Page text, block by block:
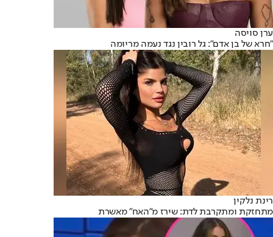
ערן סויסה
"חרא של בן אדם": גל רובין נגד נעמה מריומה
רינת נלקין
מתחזקת ומתקרבת לדת: שירז מ"האח" מאשרת